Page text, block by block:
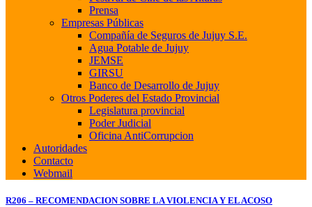
Prensa
Empresas Públicas
Compañía de Seguros de Jujuy S.E.
Agua Potable de Jujuy
JEMSE
GIRSU
Banco de Desarrollo de Jujuy
Otros Poderes del Estado Provincial
Legislatura provincial
Poder Judicial
Oficina AntiCorrupcion
Autoridades
Contacto
Webmail
R206 – RECOMENDACION SOBRE LA VIOLENCIA Y EL ACOSO